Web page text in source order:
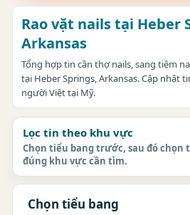
Rao vặt nails tại Heber
Arkansas
Tổng hợp tin cần thợ nails, sang tiệm
tại Heber Springs, Arkansas. Cập nhật
người Việt tại Mỹ.
Lọc tin theo khu vực
Chọn tiểu bang trước, sau đó chọn
đúng khu vực cần tìm.